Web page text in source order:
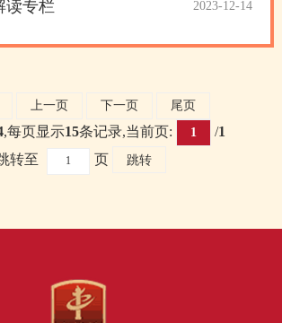
读专栏 2023-12-14
上一页 下一页 尾页
,每页显示15条记录,当前页: 1 /1
转至
页